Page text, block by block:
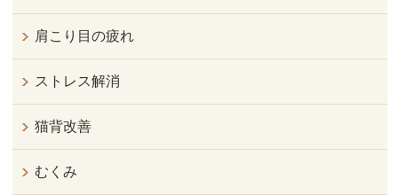
肩こり目の疲れ
ストレス解消
猫背改善
むくみ